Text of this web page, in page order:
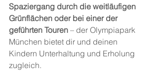
Spaziergang durch die weitläufigen
Grünflächen oder bei einer der
geführten Touren – der Olympiapark
München bietet dir und deinen
Kindern Unterhaltung und Erholung
zugleich.